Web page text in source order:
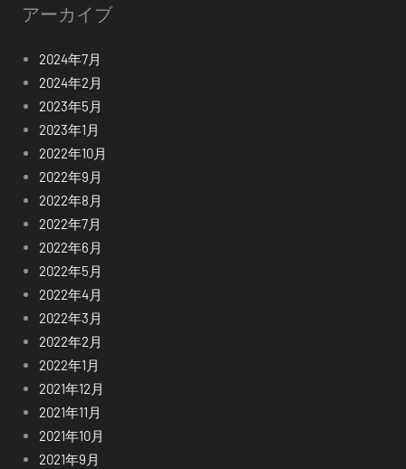
アーカイブ
2024年7月
2024年2月
2023年5月
2023年1月
2022年10月
2022年9月
2022年8月
2022年7月
2022年6月
2022年5月
2022年4月
2022年3月
2022年2月
2022年1月
2021年12月
2021年11月
2021年10月
2021年9月